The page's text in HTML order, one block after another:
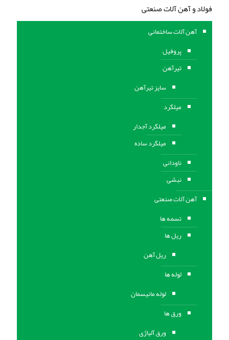
فولاد و آهن آلات صنعتی
آهن آلات ساختمانی
پروفیل
تیرآهن
سایز تیرآهن
میلگرد
میلگرد آجدار
میلگرد ساده
ناودانی
نبشی
آهن آلات صنعتی
تسمه ها
ریل ها
ریل آهن
لوله ها
لوله مانیسمان
ورق ها
ورق آلیاژی